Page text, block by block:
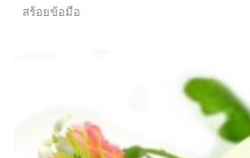
สร้อยข้อมือ